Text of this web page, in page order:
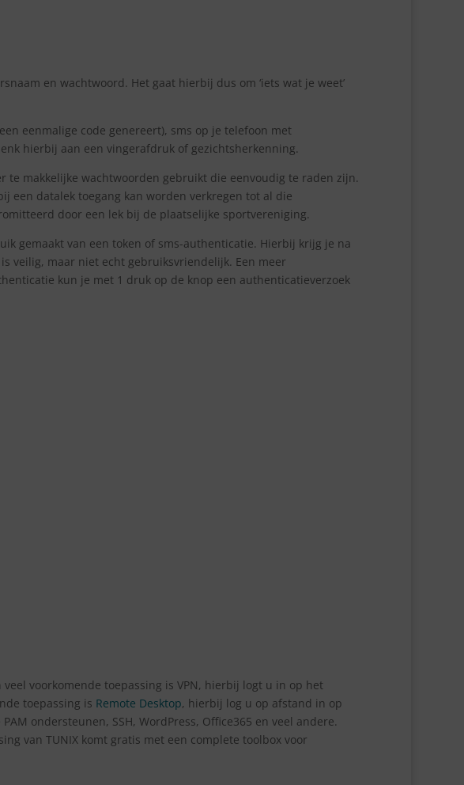
en wachtwoord. Het gaat hierbij dus om ‘iets wat je weet’
eenmalige code genereert), sms op je telefoon met
hierbij aan een vingerafdruk of gezichtsherkenning.
makkelijke wachtwoorden gebruikt die eenvoudig te raden zijn.
een datalek toegang kan worden verkregen tot al die
door een lek bij de plaatselijke sportvereniging.
gemaakt van een token of sms-authenticatie. Hierbij krijg je na
veilig, maar niet echt gebruiksvriendelijk. Een meer
kun je met 1 druk op de knop een authenticatieverzoek
voorkomende toepassing is VPN, hierbij logt u in op het
toepassing is Remote Desktop, hierbij log u op afstand in op
ondersteunen, SSH, WordPress, Office365 en veel andere.
van TUNIX komt gratis met een complete toolbox voor